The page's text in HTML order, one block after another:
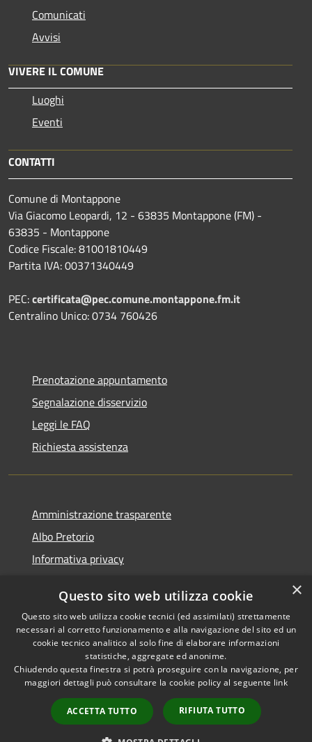
Comunicati
Avvisi
VIVERE IL COMUNE
Luoghi
Eventi
CONTATTI
Comune di Montappone
Via Giacomo Leopardi, 12 - 63835 Montappone (FM) -
63835 - Montappone
Codice Fiscale: 81001810449
Partita IVA: 00371340449
PEC:certificata@pec.comune.montappone.fm.it
Centralino Unico: 0734 760426
Prenotazione appuntamento
Segnalazione disservizio
Leggi le FAQ
Richiesta assistenza
Amministrazione trasparente
Albo Pretorio
Informativa privacy
Dichiarazione di accessibilità
RSS
Accessibilità
Copyright © 2026 • Comune di
Montappone • Powered by
Municipium•
Accesso
redazione
×
Questo sito web utilizza cookie
Questo sito web utilizza cookie tecnici (ed assimilati) strettamente
necessari al corretto funzionamento e alla navigazione del sito ed un
cookie tecnico analitico al solo fine di elaborare informazioni
statistiche, aggregate ed anonime.
Chiudendo questa finestra si potrà proseguire con la navigazione, per
maggiori dettagli può consultare la cookie policy al seguente link
ACCETTA TUTTO RIFIUTA TUTTO